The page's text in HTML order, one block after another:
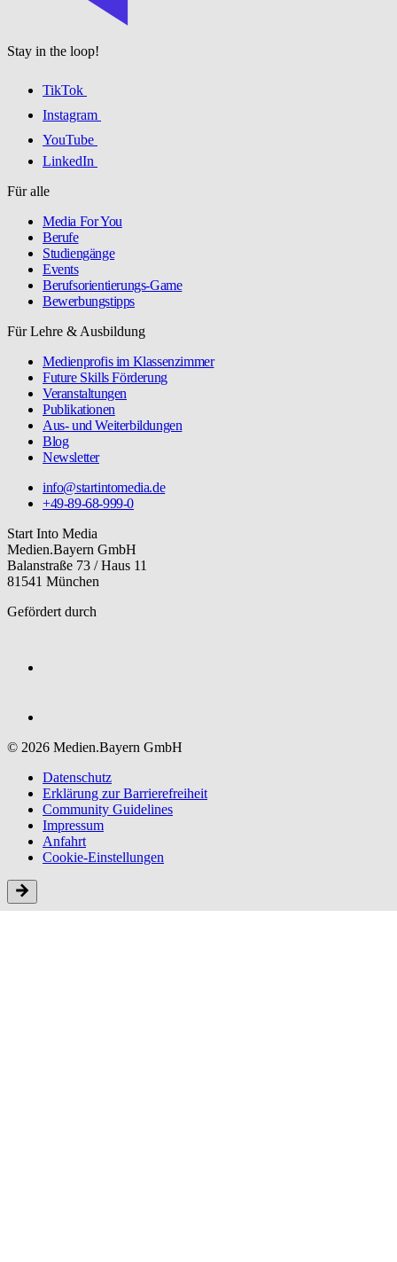
Stay in the loop!
TikTok
Instagram
YouTube
LinkedIn
Für alle
Media For You
Berufe
Studiengänge
Events
Berufsorientierungs-Game
Bewerbungstipps
Für Lehre & Ausbildung
Medienprofis im Klassenzimmer
Future Skills Förderung
Veranstaltungen
Publikationen
Aus- und Weiterbildungen
Blog
Newsletter
info@startintomedia.de
+49-89-68-999-0
Start Into Media
Medien.Bayern GmbH
Balanstraße 73 / Haus 11
81541 München
Gefördert durch
© 2026 Medien.Bayern GmbH
Datenschutz
Erklärung zur Barriere­freiheit
Community Guidelines
Impressum
Anfahrt
Cookie-Einstellungen